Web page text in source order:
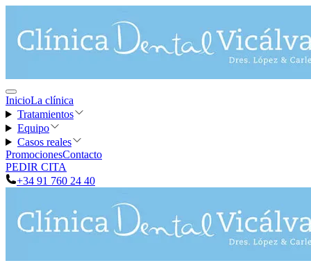
InicioLa clínica
Tratamientos
Equipo
Casos reales
PromocionesContacto
PEDIR CITA
+34 91 760 24 40